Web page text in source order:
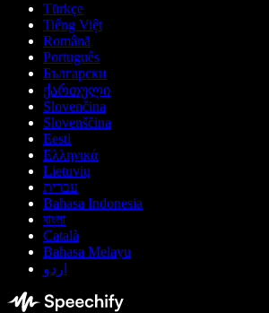
Türkçe
Tiếng Việt
Română
Português
Български
ქართული
Slovenčina
Slovenščina
Eesti
Ελληνικά
Lietuvių
עברית
Bahasa Indonesia
বাংলা
Català
Bahasa Melayu
اردو